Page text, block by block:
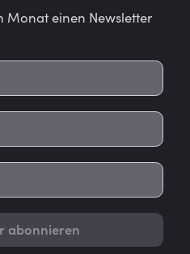
Monat einen Newsletter
abonnieren